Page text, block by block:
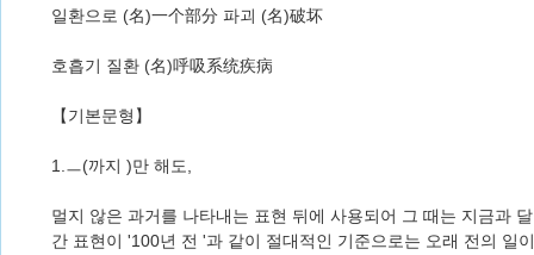
일환으로 (名)一个部分 파괴 (名)破坏
호흡기 질환 (名)呼吸系统疾病
【기본문형】
1.ㅡ(까지 )만 해도,
멀지 않은 과거를 나타내는 표현 뒤에 사용되어 그 때는 지금과
간 표현이 '100년 전 '과 같이 절대적인 기준으로는 오래 전의 일